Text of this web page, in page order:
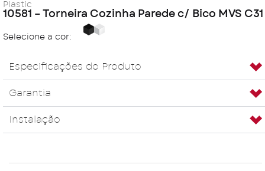
Plastic
10581 – Torneira Cozinha Parede c/ Bico MVS C31
Selecione a cor: Black
Especificações do Produto
Garantia
Instalação